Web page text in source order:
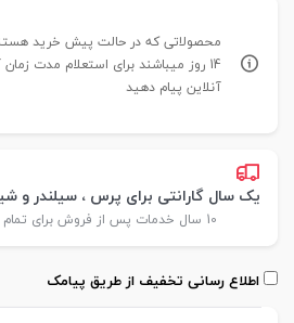
14 روز میباشند برای استعلام مدت
آنلاین پیام دهید
یک سال گارانتی برای پرس ، سیلندر و
10 سال خدمات پس از فروش برای تمام محصولات
اطلاع رسانی تخفیف از طریق پیامک